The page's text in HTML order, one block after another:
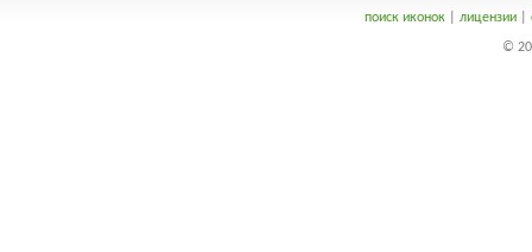
поиск иконок| лицензии|
©